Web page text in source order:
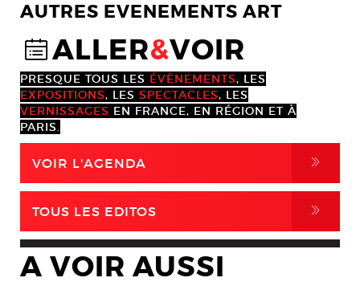
AUTRES EVENEMENTS ART
@ALLER&VOIR
PRESQUE TOUS LES ÉVÈNEMENTS, LES
EXPOSITIONS, LES SPECTACLES, LES
VERNISSAGES EN FRANCE, EN RÉGION ET À
PARIS.
VOIR L'AGENDA ,
TOUS LES EDITOS ,
A VOIR AUSSI